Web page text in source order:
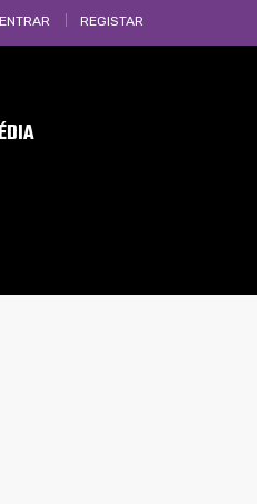
ENTRAR REGISTAR